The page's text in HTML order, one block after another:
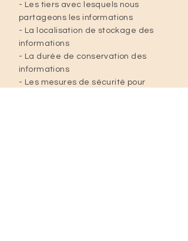
- Les tiers avec lesquels nous
partageons les informations
- La localisation de stockage des
informations
- La durée de conservation des
informations
- Les mesures de sécurité pour